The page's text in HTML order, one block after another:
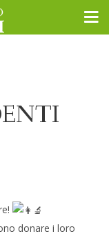
donare i loro